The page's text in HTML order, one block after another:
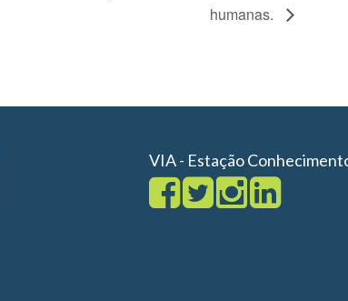
humanas.
VIA - Estação